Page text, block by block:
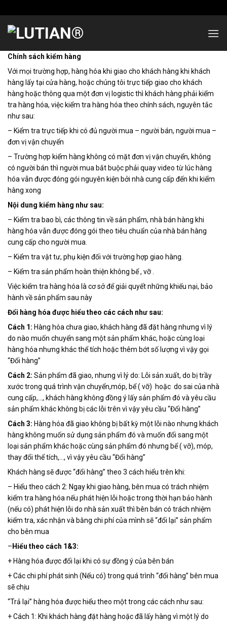
to
content
Chính sách kiểm hàng
Với mọi trường hợp, hàng hóa khi giao cho khách hàng khi khách
hàng lấy tại cửa hàng, hoặc chúng tôi trực tiếp giao cho khách
hàng hoặc thông qua một đơn vị logistic thì khách hàng phải kiểm
tra hàng hóa, việc kiểm tra hàng hóa theo chính sách, nguyên tắc
như sau:
– Kiểm tra trực tiếp khi có đủ người mua – người bán, người mua –
đơn vị vận chuyển
– Trường hợp kiểm hàng không có mặt đơn vị vận chuyển, không
có người bán thì người mua bắt buộc phải quay video từ lúc hàng
hóa vẫn được đóng gói nguyên kiện bởi nhà cung cấp đến khi kiểm
hàng xong
Nội dung kiểm hàng như sau:
– Kiểm tra bao bì, các thông tin về sản phẩm, nhà bán hàng khi
hàng hóa vẫn được đóng gói theo tiêu chuẩn của nhà bán hàng
cung cấp cho người mua.
– Kiểm tra vật tư, phụ kiện đối với trường hợp giao hàng.
– Kiểm tra sản phẩm hoàn thiện không bể , vỡ .
Việc kiểm tra hàng hóa là cơ sở để giải quyết những khiếu nại, bảo
hành về sản phẩm sau này
Đổi hàng hóa được hiểu theo các cách như sau:
Cách 1: Hàng hóa chưa giao, khách hàng đã đặt hàng nhưng vì lý
do nào muốn chuyển sang một sản phẩm khác, hoặc cùng loại
hàng hóa nhưng khác thể tích hoặc thêm bớt số lượng vì vậy gọi
“Đổi hàng”
Cách 2: Sản phẩm đã giao, nhưng vì lý do: Lỗi sản xuất, do bị trầy
xước trong quá trình vận chuyển,móp, bể ( vỡ) hoặc do sai của nhà
cung cấp,…, khách hàng không đồng ý lấy sản phẩm đó và yêu cầu
sản phẩm khác không bị các lỗi trên vì vậy yêu cầu “Đổi hàng”
Cách 3: Hàng hóa đã giao không bị bất kỳ một lỗi nào nhưng khách
hàng không muốn sử dụng sản phẩm đó và muốn đổi sang một
loại sản phẩm khác hoặc cùng sản phẩm đó nhưng bể ( vỡ), móp,
thay đổi thể tích,…, vì vậy yêu cầu “Đổi hàng”
Khách hàng sẽ được “đổi hàng” theo 3 cách hiểu trên khi:
– Hiểu theo cách 2: Ngay khi giao hàng, bên mua có trách nhiệm
kiểm tra hàng hóa nếu phát hiện lỗi hoặc trong thời hạn bảo hành
(nếu có) phát hiện lỗi do nhà sản xuất thì bên bán có trách nhiệm
kiểm tra, xác nhận và bằng chi phí của mình sẽ “đổi lại” sản phẩm
cho bên mua
– Hiểu theo cách 1&3:
+ Hàng hóa được đổi lại khi có sự đồng ý của bên bán
+ Các chi phí phát sinh (Nếu có) trong quá trình “đổi hàng” bên mua
sẽ chịu
“Trả lại” hàng hóa được hiểu theo một trong các cách như sau:
+ Cách 1: Khi khách hàng đặt hàng hoặc đã lấy hàng vì một lý do